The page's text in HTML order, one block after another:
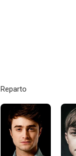
Reparto